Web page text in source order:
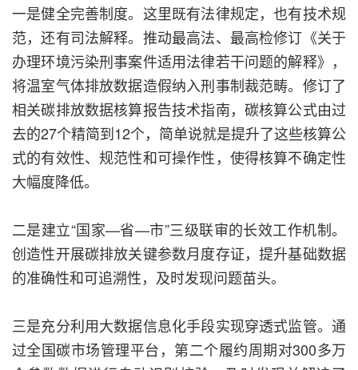
一是健全完善制度。这里既有法律规定，也有技术规
范，还有司法解释。推动最高法、最高检修订《关于
办理环境污染刑事案件适用法律若干问题的解释》，
将温室气体排放数据造假纳入刑事制裁范畴。修订了
相关碳排放数据核算报告技术指南，碳核算公式由过
去的27个精简到12个，简单说就是提升了这些核算公
式的有效性、规范性和可操作性，使得核算不确定性
大幅度降低。
二是建立“国家—省—市”三级联审的长效工作机制。
创造性开展碳排放关键参数月度存证，提升基础数据
的准确性和可追溯性，及时发现问题苗头。
三是充分利用大数据信息化手段实现穿透式监管。通
过全国碳市场管理平台，第二个履约周期对300多万